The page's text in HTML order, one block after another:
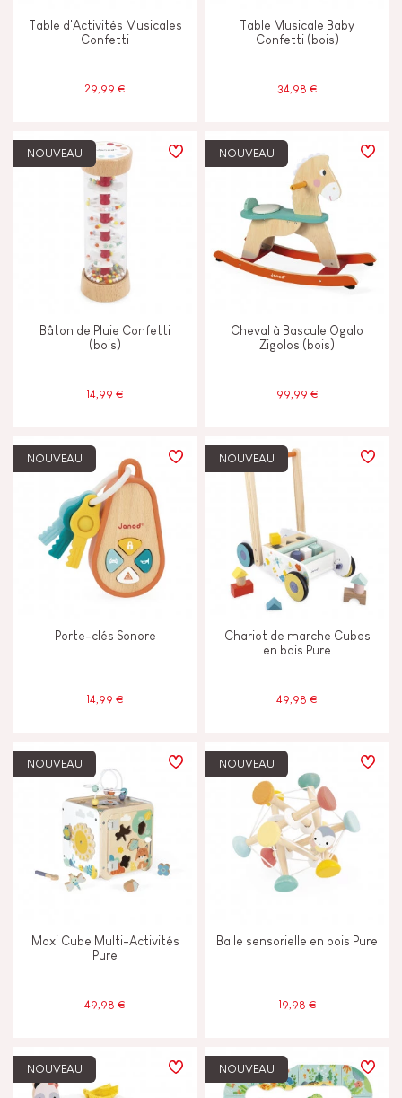
Table d'Activités Musicales
Confetti
29,99 €
Table Musicale Baby
Confetti (bois)
34,98 €
NOUVEAU
Bâton de Pluie Confetti
(bois)
14,99 €
NOUVEAU
Cheval à Bascule Ogalo
Zigolos (bois)
99,99 €
NOUVEAU
Porte-clés Sonore
14,99 €
NOUVEAU
Chariot de marche Cubes
en bois Pure
49,98 €
NOUVEAU
Maxi Cube Multi-Activités
Pure
49,98 €
NOUVEAU
Balle sensorielle en bois Pure
19,98 €
NOUVEAU NOUVEAU